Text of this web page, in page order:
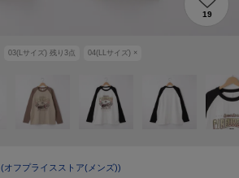
03(Lサイズ) 残り 3点 04(LLサイズ) ×
19
(オフプライスストア(メンズ))